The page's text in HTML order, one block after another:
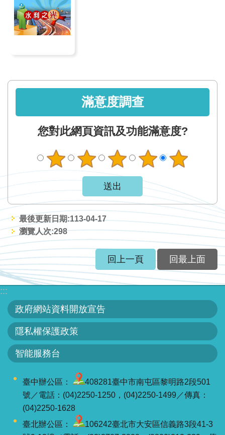
最
新
水
告
訊
資
訊
服
務
關
於
本
署
網
站
導
覽
回
滿意度調查
您對此網頁資訊及功能滿意度?
最後更新日期:113-04-17
瀏覽人次:298
回上一頁 回最上面
:::
政府網站資料開放宣告
隱私權保護政策
智能服務台
臺中辦公區：
408281臺中市南屯區黎明路2段501
號／電話：(04)2250-1250，(04)2250-1499／傳真：
(04)2250-1628
臺北辦公區：
106242臺北市大安區信義路3段41-3